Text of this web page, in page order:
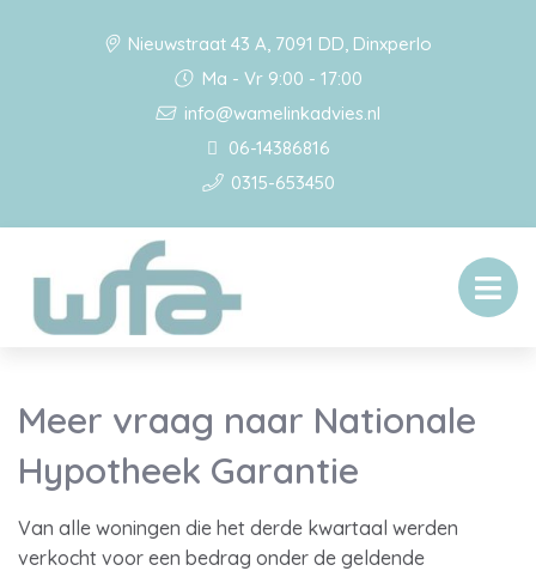
Nieuwstraat 43 A, 7091 DD, Dinxperlo
Ma - Vr 9:00 - 17:00
info@wamelinkadvies.nl
06-14386816
0315-653450
Meer vraag naar Nationale
Hypotheek Garantie
Van alle woningen die het derde kwartaal werden
verkocht voor een bedrag onder de geldende